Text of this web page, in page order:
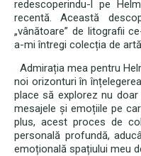
redescoperindu-l pe
recentă. Această
„vânătoare” de litografii
a-mi întregi colecția de
Admirația mea pentru
noi orizonturi în
place să explorez nu
mesajele și emoțiile pe
plus, acest proces de
personală profundă,
emoțională spațiului meu